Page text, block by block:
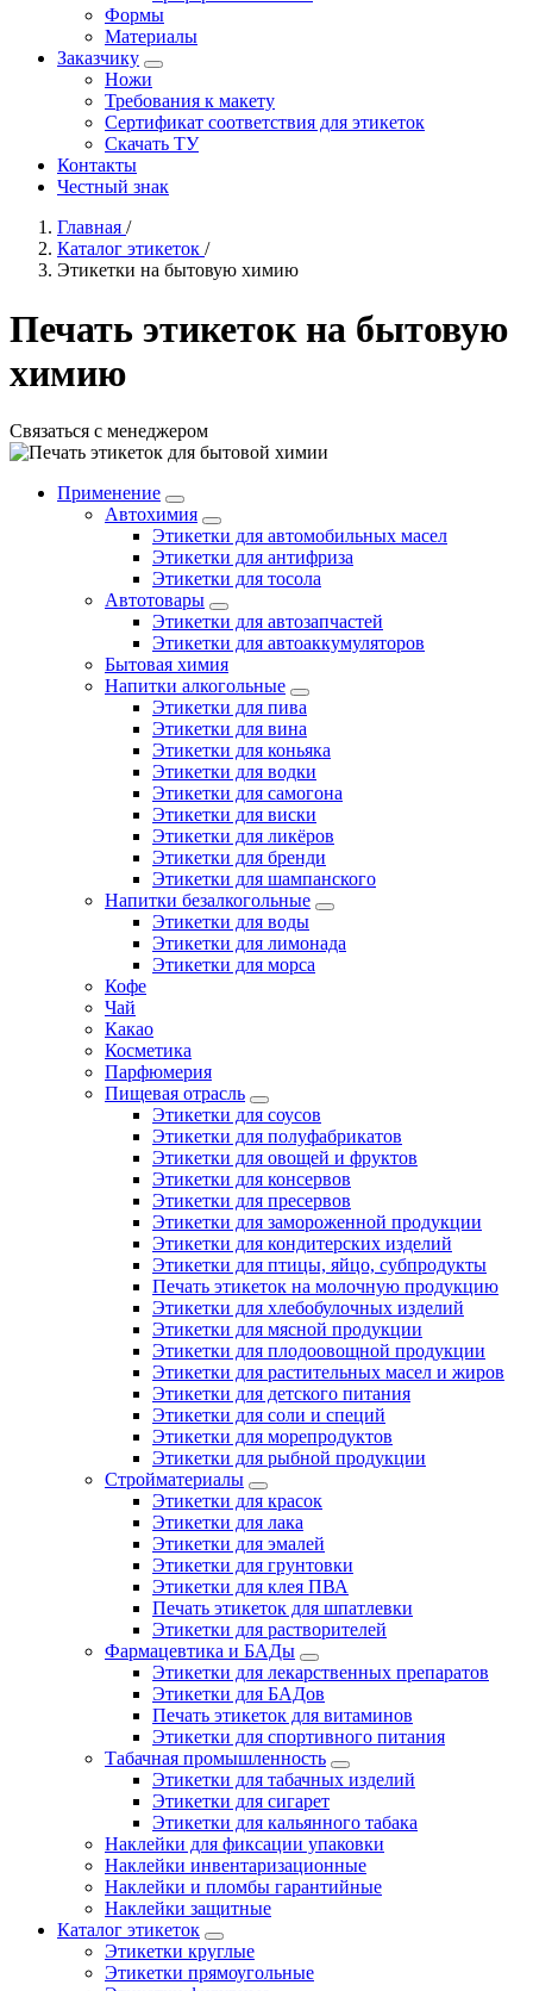
Формы
Материалы
Заказчику
Ножи
Требования к макету
Сертификат соответствия для этикеток
Скачать ТУ
Контакты
Честный знак
Главная /
Каталог этикеток /
Этикетки на бытовую химию
Печать этикеток на бытовую
химию
Связаться с менеджером
Применение
Автохимия
Этикетки для автомобильных масел
Этикетки для антифриза
Этикетки для тосола
Автотовары
Этикетки для автозапчастей
Этикетки для автоаккумуляторов
Бытовая химия
Напитки алкогольные
Этикетки для пива
Этикетки для вина
Этикетки для коньяка
Этикетки для водки
Этикетки для самогона
Этикетки для виски
Этикетки для ликёров
Этикетки для бренди
Этикетки для шампанского
Напитки безалкогольные
Этикетки для воды
Этикетки для лимонада
Этикетки для морса
Кофе
Чай
Какао
Косметика
Парфюмерия
Пищевая отрасль
Этикетки для соусов
Этикетки для полуфабрикатов
Этикетки для овощей и фруктов
Этикетки для консервов
Этикетки для пресервов
Этикетки для замороженной продукции
Этикетки для кондитерских изделий
Этикетки для птицы, яйцо, субпродукты
Печать этикеток на молочную продукцию
Этикетки для хлебобулочных изделий
Этикетки для мясной продукции
Этикетки для плодоовощной продукции
Этикетки для растительных масел и жиров
Этикетки для детского питания
Этикетки для соли и специй
Этикетки для морепродуктов
Этикетки для рыбной продукции
Стройматериалы
Этикетки для красок
Этикетки для лака
Этикетки для эмалей
Этикетки для грунтовки
Этикетки для клея ПВА
Печать этикеток для шпатлевки
Этикетки для растворителей
Фармацевтика и БАДы
Этикетки для лекарственных препаратов
Этикетки для БАДов
Печать этикеток для витаминов
Этикетки для спортивного питания
Табачная промышленность
Этикетки для табачных изделий
Этикетки для сигарет
Этикетки для кальянного табака
Наклейки для фиксации упаковки
Наклейки инвентаризационные
Наклейки и пломбы гарантийные
Наклейки защитные
Каталог этикеток
Этикетки круглые
Этикетки прямоугольные